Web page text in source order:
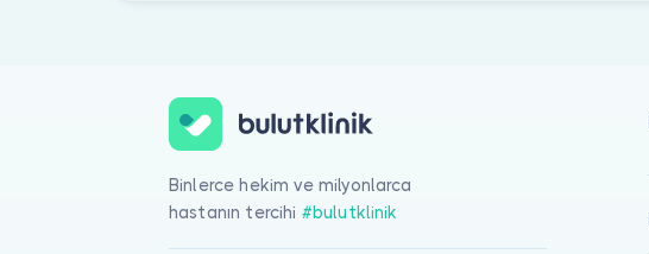
Binlerce hekim ve milyonlarca
hastanın tercihi #bulutklinik